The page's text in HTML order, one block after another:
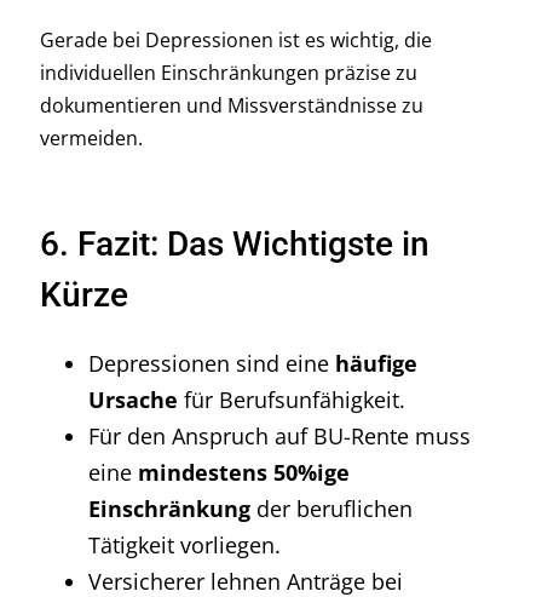
Gerade bei Depressionen ist es wichtig, die
individuellen Einschränkungen präzise zu
dokumentieren und Missverständnisse zu
vermeiden.
6. Fazit: Das Wichtigste in
Kürze
Depressionen sind eine häufige
Ursache für Berufsunfähigkeit.
Für den Anspruch auf BU-Rente muss
eine mindestens 50%ige
Einschränkungder beruflichen
Tätigkeit vorliegen.
Versicherer lehnen Anträge bei